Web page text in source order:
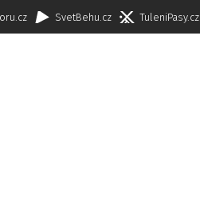
SvetBehu.cz TuleniPasy.cz